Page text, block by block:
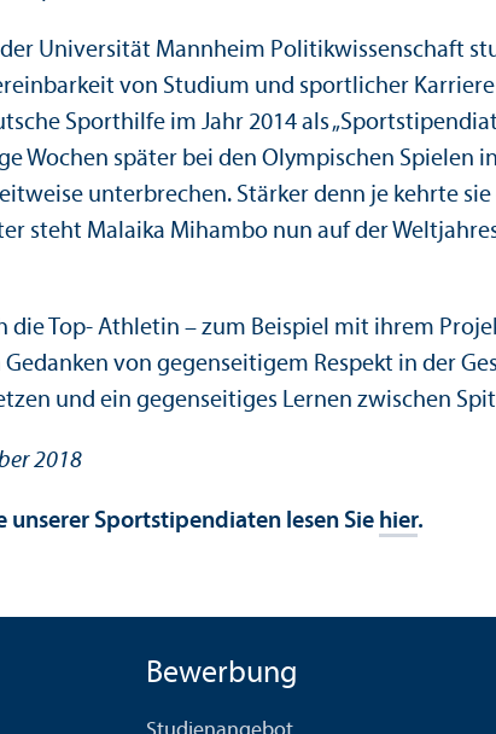
Universität Mannheim Politik­wissenschaft
von Studium und sportlicher
Sporthilfe im Jahr 2014 als
Wochen später bei den Olympischen Spielen
unter­brechen. Stärker denn je kehrte
steht Malaika Mihambo nun auf der
die Top- Athletin – zum Beispiel mit ihrem
von gegenseitigem Respekt in der
und ein gegenseitiges Lernen zwischen
2018
unserer Sportstipendiaten lesen Sie hier.
Bewerbung